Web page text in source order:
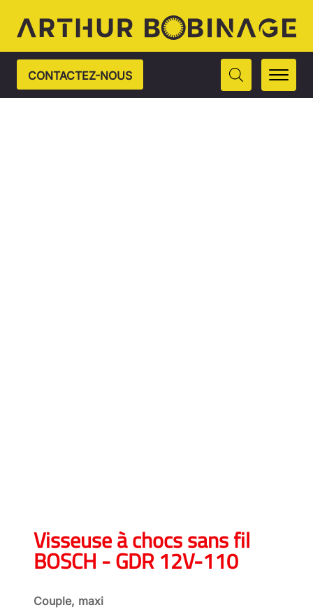
CONTACTEZ-NOUS
Visseuse à chocs sans fil
BOSCH - GDR 12V-110
Couple, maxi